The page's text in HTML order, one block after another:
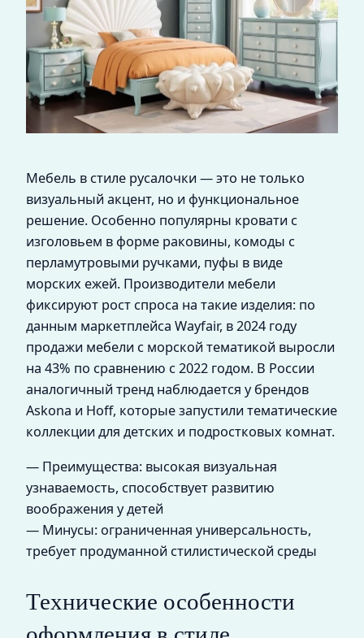
Мебель в стиле русалочки — это не только
визуальный акцент, но и функциональное
решение. Особенно популярны кровати с
изголовьем в форме раковины, комоды с
перламутровыми ручками, пуфы в виде
морских ежей. Производители мебели
фиксируют рост спроса на такие изделия: по
данным маркетплейса Wayfair, в 2024 году
продажи мебели с морской тематикой выросли
на 43% по сравнению с 2022 годом. В России
аналогичный тренд наблюдается у брендов
Askona и Hoff, которые запустили тематические
коллекции для детских и подростковых комнат.
— Преимущества: высокая визуальная
узнаваемость, способствует развитию
воображения у детей
— Минусы: ограниченная универсальность,
требует продуманной стилистической среды
Технические особенности